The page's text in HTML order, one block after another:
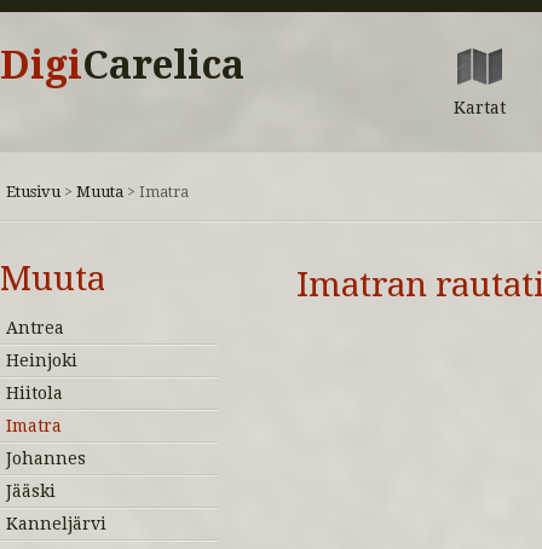
DigiCarelica
Kartat
Etusivu > Muuta > Imatra
Muuta
Antrea
Heinjoki
Hiitola
Imatra
Johannes
Jääski
Kanneljärvi
Imatran